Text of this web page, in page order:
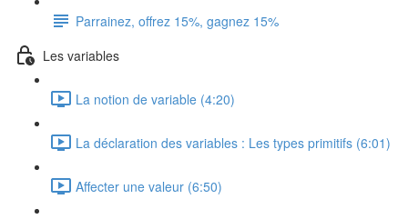
Parrainez, offrez 15%, gagnez 15%
Les variables
La notion de variable (4:20)
La déclaration des variables : Les types primitifs (6:01)
Affecter une valeur (6:50)